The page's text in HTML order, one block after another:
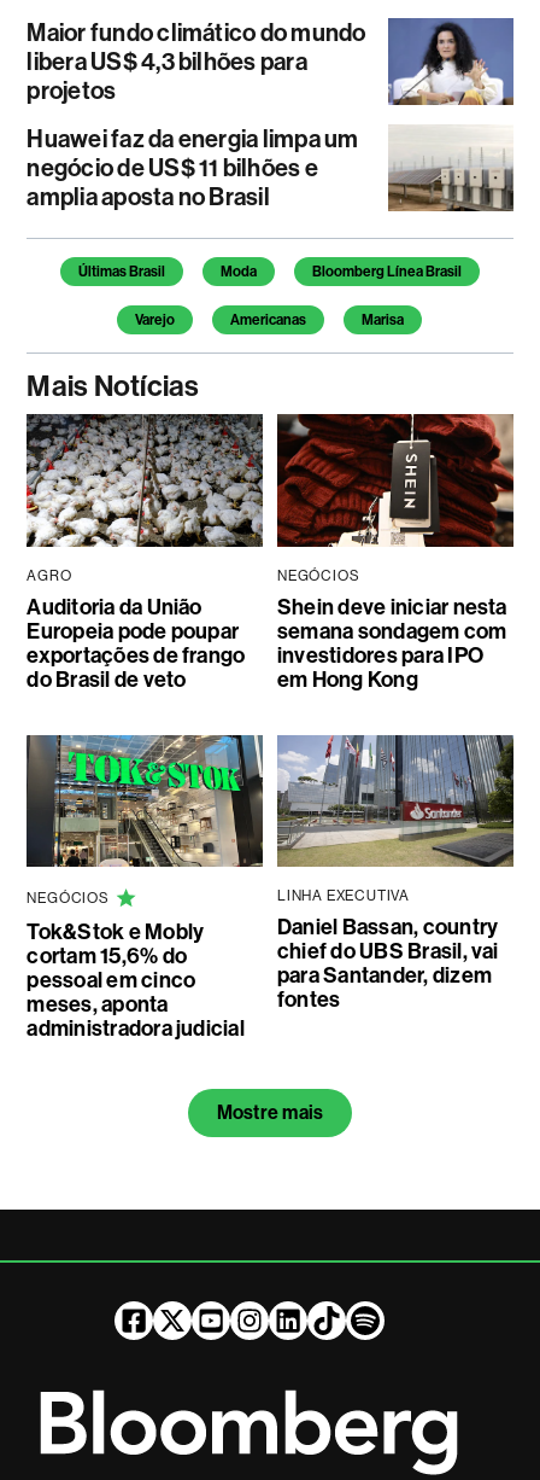
Maior fundo climático do mundo
libera US$ 4,3 bilhões para
projetos
Huawei faz da energia limpa um
negócio de US$ 11 bilhões e
amplia aposta no Brasil
Temas deste artigo
Últimas Brasil Moda Bloomberg Línea Brasil
Varejo Americanas Marisa
Mais Notícias
AGRO
Auditoria da União
Europeia pode poupar
exportações de frango
do Brasil de veto
NEGÓCIOS
Shein deve iniciar nesta
semana sondagem com
investidores para IPO
em Hong Kong
NEGÓCIOS
Tok&Stok e Mobly
cortam 15,6% do
pessoal em cinco
meses, aponta
administradora judicial
LINHA EXECUTIVA
Daniel Bassan, country
chief do UBS Brasil, vai
para Santander, dizem
fontes
Mostre mais